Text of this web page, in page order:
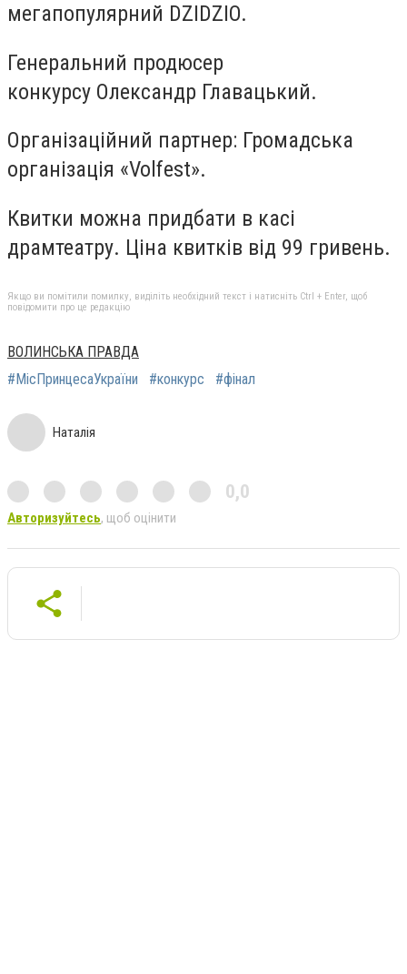
мегапопулярний DZIDZIO.
Генеральний продюсер
конкурсу Олександр Главацький.
Організаційний партнер: Громадська
організація «Volfest».
Квитки можна придбати в касі
драмтеатру. Ціна квитків від 99 гривень.
Якщо ви помітили помилку, виділіть необхідний текст і натисніть Ctrl + Enter, щоб
повідомити про це редакцію
ВОЛИНСЬКА ПРАВДА
#МісПринцесаУкраїни
#конкурс #фінал
Наталія
0,0
Авторизуйтесь, щоб оцінити